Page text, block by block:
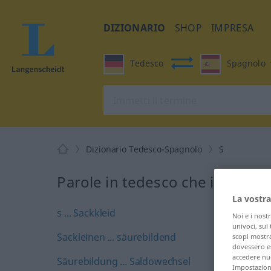
DIZIONARIO SHOP IMPRESA
Tedesco Spagnolo
Dizionario Tedesco-Spagnolo S
Parole in tedesco che iniziano
s ... Sackkleid
Sackleinen ... säurebildend
Säurebildung ... Saldowechsel
La
Noi e i
univoci, sul
scopi
dovessero
accedere